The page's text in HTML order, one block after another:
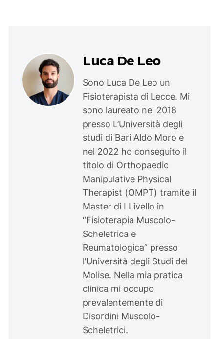
Luca De Leo
Sono Luca De Leo un
Fisioterapista di Lecce. Mi
sono laureato nel 2018
presso L’Università degli
studi di Bari Aldo Moro e
nel 2022 ho conseguito il
titolo di Orthopaedic
Manipulative Physical
Therapist (OMPT) tramite il
Master di I Livello in
“Fisioterapia Muscolo-
Scheletrica e
Reumatologica” presso
l’Università degli Studi del
Molise. Nella mia pratica
clinica mi occupo
prevalentemente di
Disordini Muscolo-
Scheletrici.